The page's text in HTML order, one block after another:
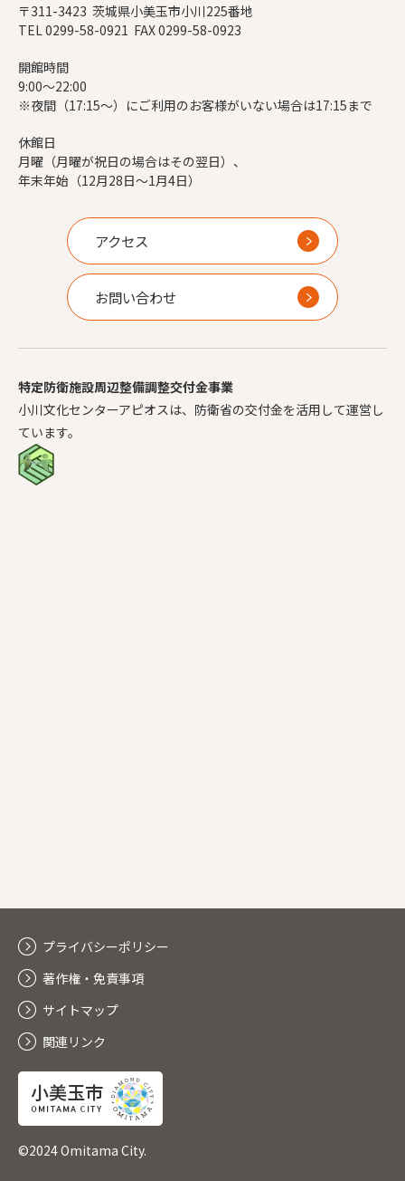
〒311-3423 茨城県小美玉市小川225番地
TEL 0299-58-0921 FAX 0299-58-0923
開館時間
9:00～22:00
※夜間（17:15～）にご利用のお客様がいない場合は17:15まで
休館日
月曜（月曜が祝日の場合はその翌日）、
年末年始（12月28日～1月4日）
アクセス
お問い合わせ
特定防衛施設周辺整備調整交付金事業
小川文化センターアピオスは、防衛省の交付金を活用して運営し
ています。
プライバシーポリシー
著作権・免責事項
サイトマップ
関連リンク
©2024 Omitama City.